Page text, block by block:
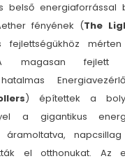
belső energiaforrással
fényének (The
magasan fejlett
) építettek a
a gigantikus
áramoltatva,
el otthonukat. Az